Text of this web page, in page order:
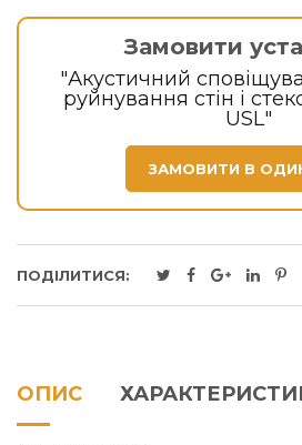
Замовити
"Акустичний
руйнування стін і
USL"
ЗАМОВИТИ В
ПОДІЛИТИСЯ:
ОПИС